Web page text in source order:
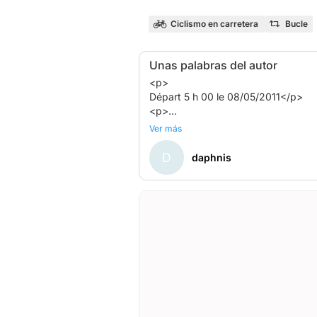
Ciclismo en carretera Bucle
Unas palabras del autor
<p>
Départ 5 h 00 le 08/05/2011</p>
<p>
Organisé par : LES AMIS DE
<p>
maison associations<br />
14 QUARTIER DE LA
88000 Épinal</p>
Ver más
D daphnis